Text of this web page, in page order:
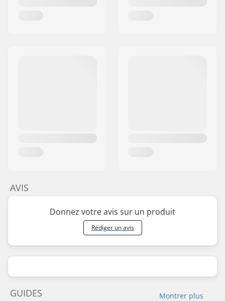
AVIS
Donnez votre avis sur un produit
Rédiger un avis
Montrer plus
GUIDES